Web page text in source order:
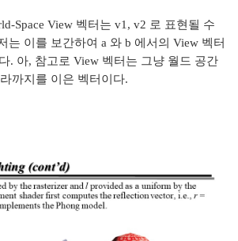
Space View 벡터는 v1, v2 로 표현될 수
는 이를 보간하여 a 와 b 에서의 View 벡터
. 아, 참고로 View 벡터는 그냥 월드 공간
까지를 이은 벡터이다.